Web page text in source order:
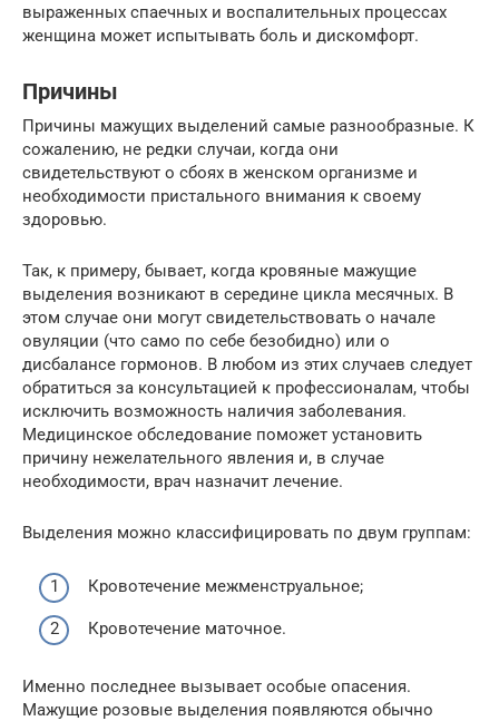
выраженных спаечных и воспалительных процессах
женщина может испытывать боль и дискомфорт.
Причины
Причины мажущих выделений самые разнообразные. К
сожалению, не редки случаи, когда они
свидетельствуют о сбоях в женском организме и
необходимости пристального внимания к своему
здоровью.
Так, к примеру, бывает, когда кровяные мажущие
выделения возникают в середине цикла месячных. В
этом случае они могут свидетельствовать о начале
овуляции (что само по себе безобидно) или о
дисбалансе гормонов. В любом из этих случаев следует
обратиться за консультацией к профессионалам, чтобы
исключить возможность наличия заболевания.
Медицинское обследование поможет установить
причину нежелательного явления и, в случае
необходимости, врач назначит лечение.
Выделения можно классифицировать по двум группам:
Кровотечение межменструальное;
Кровотечение маточное.
Именно последнее вызывает особые опасения.
Мажущие розовые выделения появляются обычно